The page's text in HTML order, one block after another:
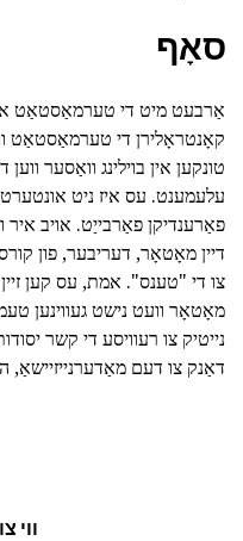
סאָף
אַרבעט מיט די טערמאַסטאַט איז
טונקען אין בוילינג וואַסער
עלעמענט. עס איז ניט
פאַרענדיקן פאַרבייַט. אויב איר
דיין מאָטאָר, דעריבער, פון
צו די "טענס". אמת, עס קען
מאָטאָר וועט נישט געווינען
נייטיק צו רעוויסע די קשר
דאַנק צו דעם מאַדערנייזיישאַ,
ווי